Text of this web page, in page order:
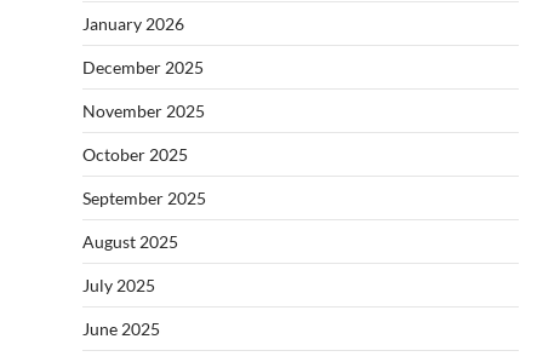
January 2026
December 2025
November 2025
October 2025
September 2025
August 2025
July 2025
June 2025